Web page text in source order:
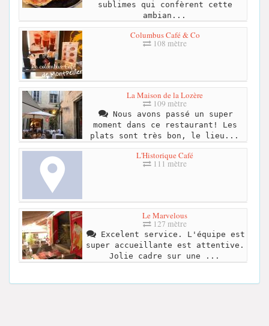
sublimes qui confèrent cette
ambian...
Columbus Café & Co
108 mètre
La Maison de la Lozère
109 mètre
Nous avons passé un super
moment dans ce restaurant! Les
plats sont très bon, le lieu...
L'Historique Café
111 mètre
Le Marvelous
127 mètre
Excelent service. L'équipe est
super accueillante est attentive.
Jolie cadre sur une ...